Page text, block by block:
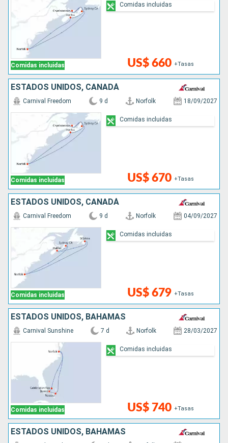
Comidas incluidas US$ 660 +Tasas
Comidas incluidas
ESTADOS UNIDOS, CANADÁ
Comidas incluidas
Carnival Freedom 9 d Norfolk 18/09/2027
US$ 670 +Tasas
Comidas incluidas
ESTADOS UNIDOS, CANADÁ
Comidas incluidas
Carnival Freedom 9 d Norfolk 04/09/2027
US$ 679 +Tasas
Comidas incluidas
ESTADOS UNIDOS, BAHAMAS
Comidas incluidas
Carnival Sunshine 7 d Norfolk 28/03/2027
US$ 740 +Tasas
Comidas incluidas
ESTADOS UNIDOS, BAHAMAS